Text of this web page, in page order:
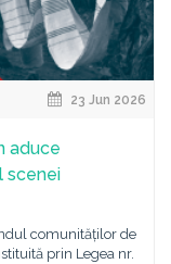
23 Jun 2026
aduce
scenei
comunităților de
prin Legea nr.